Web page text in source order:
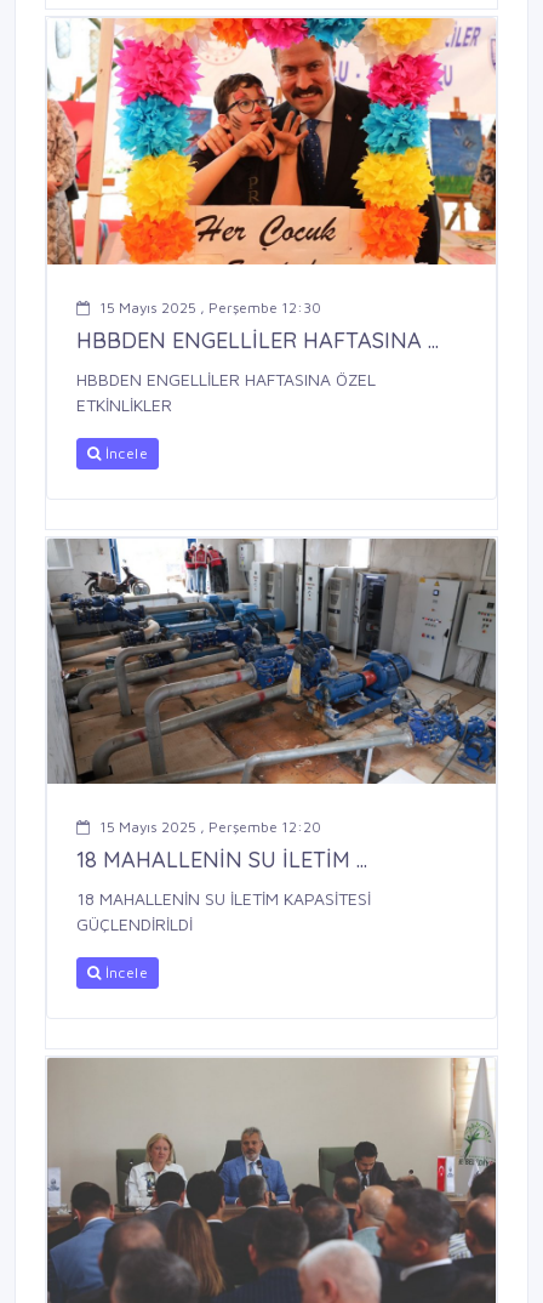
15 Mayıs 2025 , Perşembe 12:30
HBBDEN ENGELLİLER HAFTASINA ...
HBBDEN ENGELLİLER HAFTASINA ÖZEL
ETKİNLİKLER
İncele
15 Mayıs 2025 , Perşembe 12:20
18 MAHALLENİN SU İLETİM ...
18 MAHALLENİN SU İLETİM KAPASİTESİ
GÜÇLENDİRİLDİ
İncele